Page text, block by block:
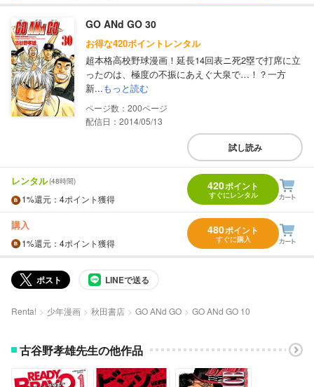
GO ANd GO 30
お得な420ポイントレンタル
超本格高校野球漫画！延長14回表ニ死2塁で打席に立
ったのは、極度の不振にあえぐ大泉で…！？一方
新...もっと読む
200
配信日：2014/05/13
試し読み
レンタル(48時間)
1%還元 ：4ポイント獲得
420ポイント
すぐにレンタル
購入
1%還元 ：4ポイント獲得
480ポイント
すぐに購入
ポスト LINEで送る
Renta! 少年漫画 秋田書店 GO ANd GO GO ANd GO 10
古谷野孝雄先生の他作品